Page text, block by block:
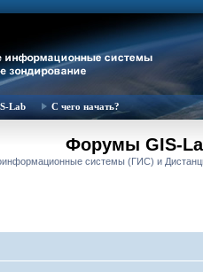
Lab С чего начать?
Форумы GIS-
системы (ГИС) и